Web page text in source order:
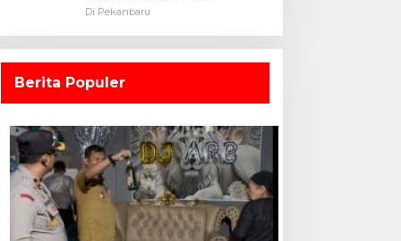
Pekanbaru Tetap Khidmat
Di Pekanbaru
Berita Populer